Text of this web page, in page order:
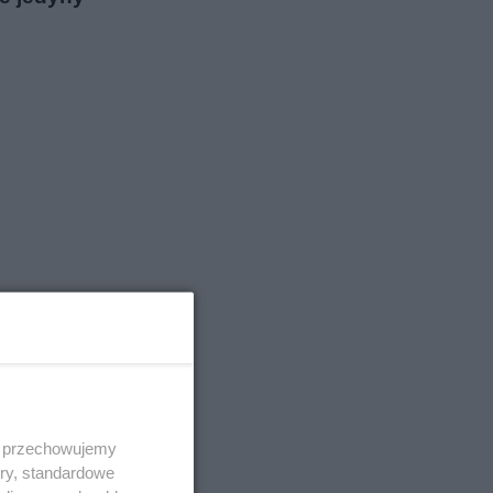
standardowe